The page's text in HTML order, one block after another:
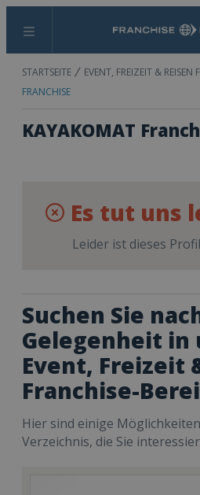
Menü
STARTSEITE EVENT, FREIZEIT & REISEN
FRANCHISE
KAYAKOMAT
Es tut uns
Leider ist dieses
Suchen Sie
Gelegenheit in
Event, Freizeit
Franchise-
Hier sind einige
Verzeichnis, die Sie